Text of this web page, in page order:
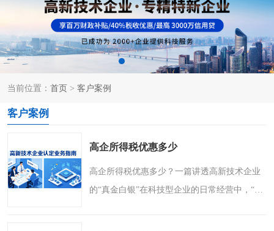
当前位置： 首页 > 客户案例
客户案例
高企所得税优惠多少
高企所得税优惠多少？一篇讲透高新技术企业
的“真金白银”在科技型企业的日常经营中，“高